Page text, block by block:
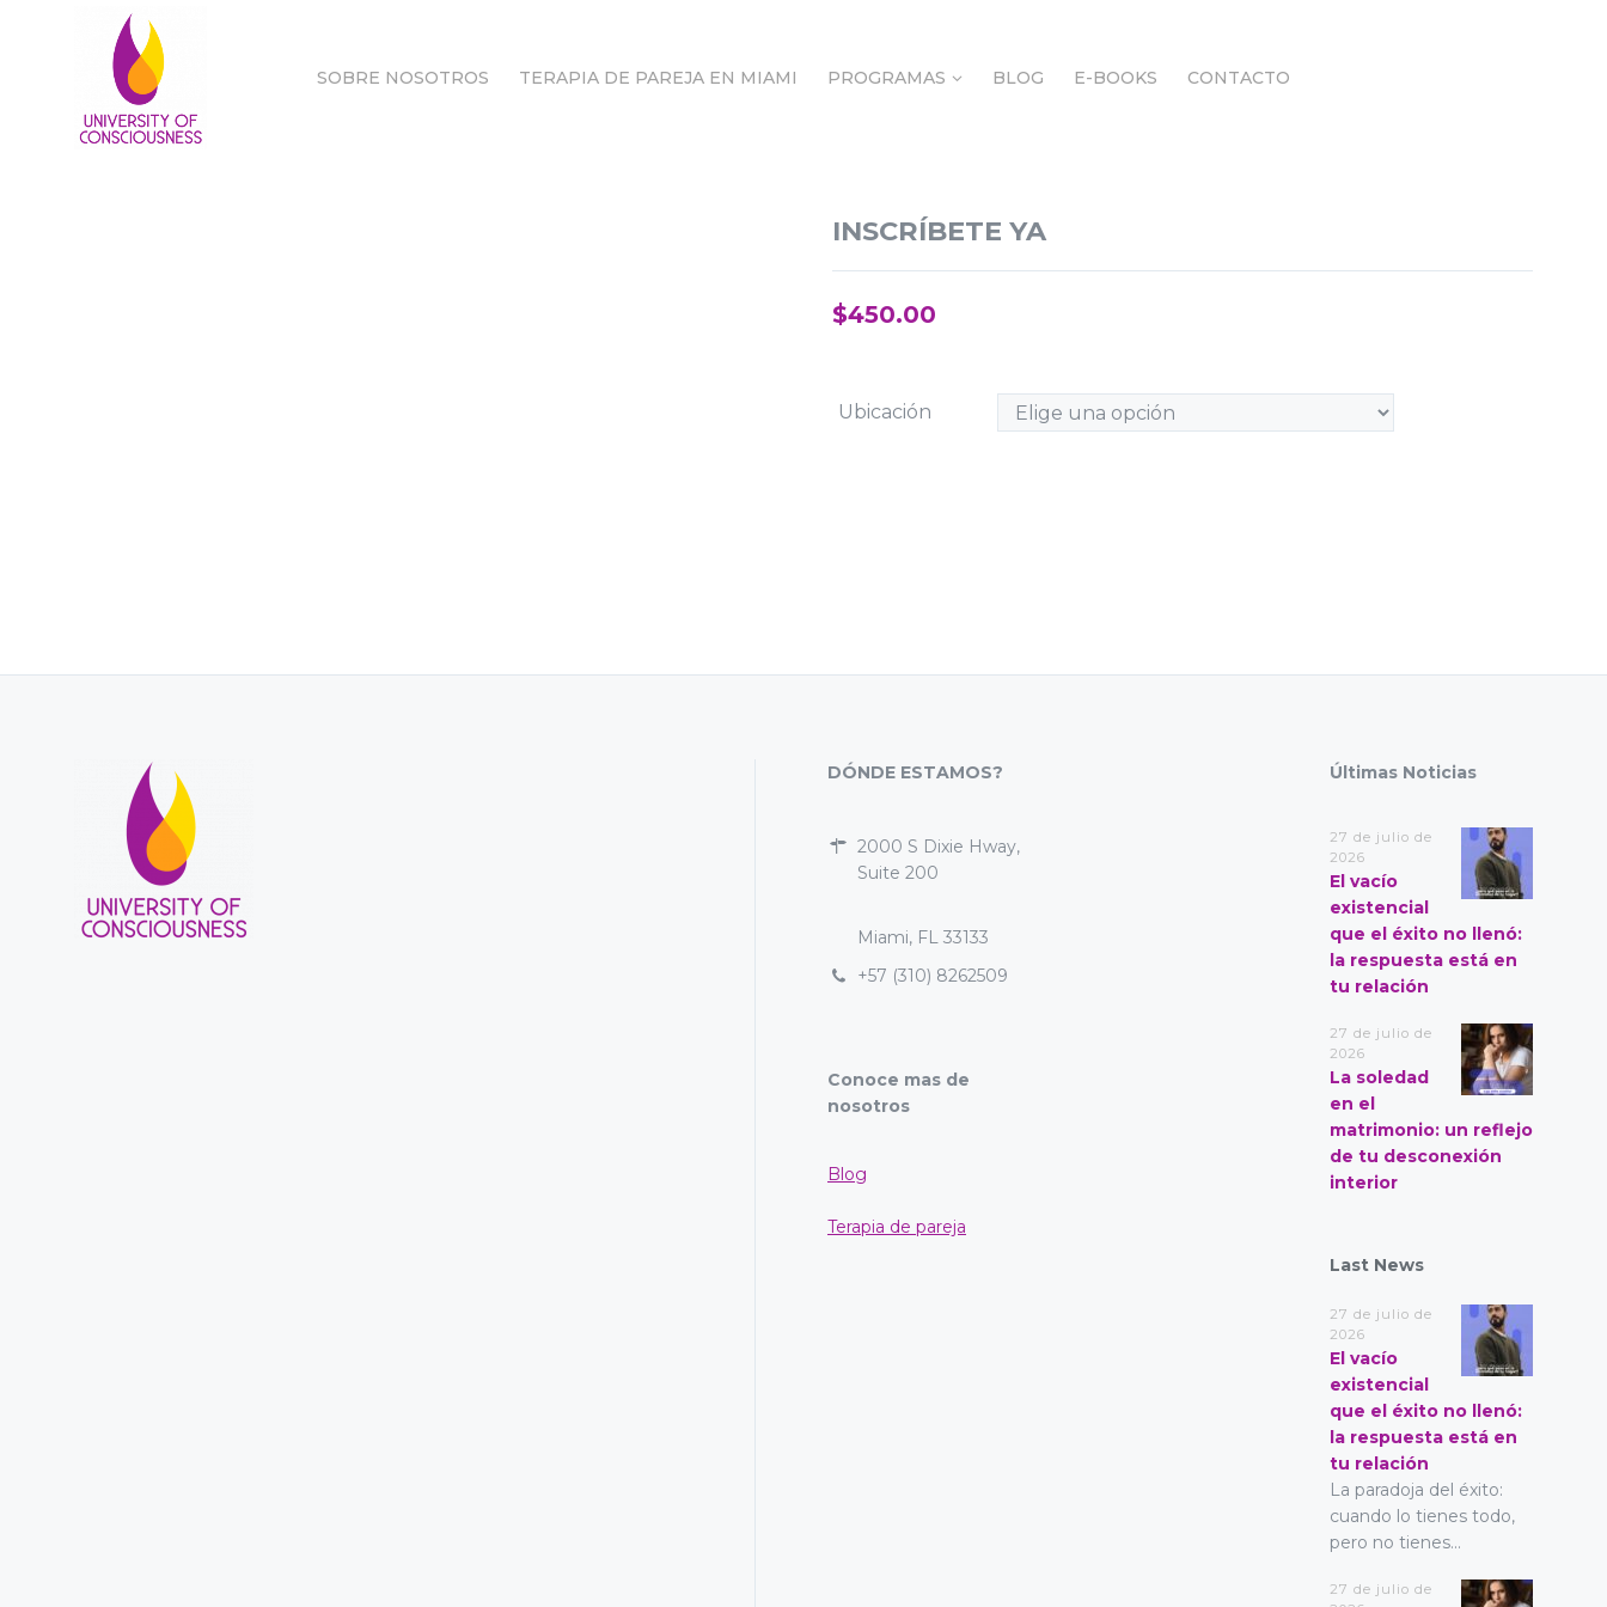
SOBRE NOSOTROS TERAPIA DE PAREJA EN MIAMI PROGRAMAS BLOG E-BOOKS CONTACTO
INSCRÍBETE YA
$450.00
Ubicación
DÓNDE ESTAMOS?
2000 S Dixie Hway,
Suite 200
Miami, FL 33133
+57 (310) 8262509
Conoce mas de
nosotros
Blog
Terapia de pareja
Últimas Noticias
27 de julio de
2026
El vacío
existencial
que el éxito no llenó:
la respuesta está en
tu relación
27 de julio de
2026
La soledad
en el
matrimonio: un reflejo
de tu desconexión
interior
Last News
27 de julio de
2026
El vacío
existencial
que el éxito no llenó:
la respuesta está en
tu relación
La paradoja del éxito:
cuando lo tienes todo,
pero no tienes...
27 de julio de